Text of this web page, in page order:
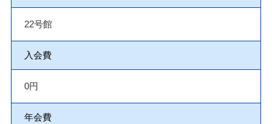
22号館
入会費
0円
年会費